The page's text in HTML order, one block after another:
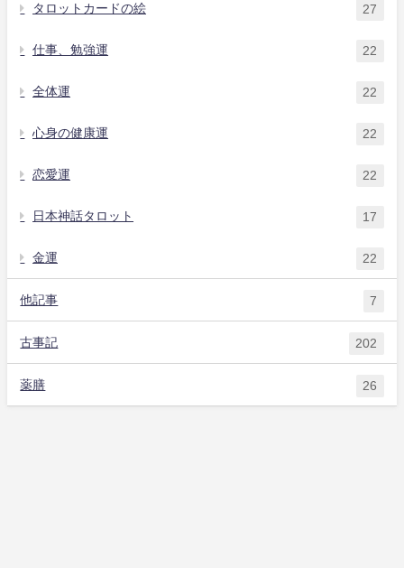
タロットカードの絵 27
仕事、勉強運 22
全体運 22
心身の健康運 22
恋愛運 22
日本神話タロット 17
金運 22
他記事 7
古事記 202
薬膳 26